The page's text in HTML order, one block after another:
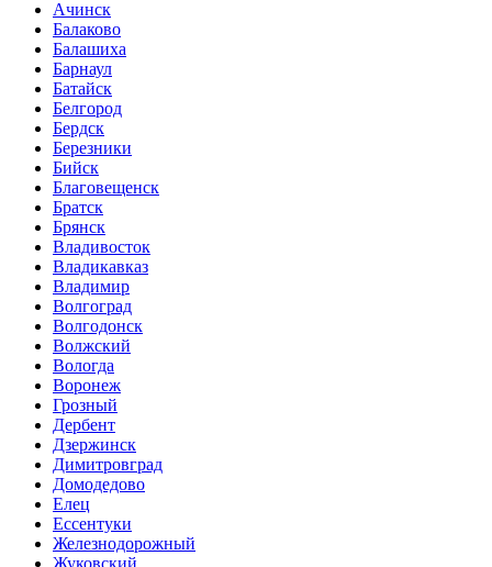
Ачинск
Балаково
Балашиха
Барнаул
Батайск
Белгород
Бердск
Березники
Бийск
Благовещенск
Братск
Брянск
Владивосток
Владикавказ
Владимир
Волгоград
Волгодонск
Волжский
Вологда
Воронеж
Грозный
Дербент
Дзержинск
Димитровград
Домодедово
Елец
Ессентуки
Железнодорожный
Жуковский